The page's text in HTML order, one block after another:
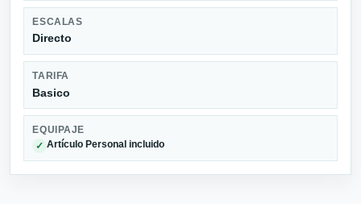
ESCALAS
Directo
TARIFA
Basico
EQUIPAJE
✓ Artículo Personal incluido